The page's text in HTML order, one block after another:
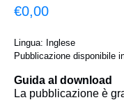
€0,00
Lingua: Inglese
Pubblicazione disponibile
Guida al download
La pubblicazione è